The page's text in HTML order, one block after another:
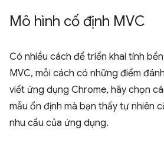
Mô hình cố định MVC
Có nhiều cách để triển khai tính
MVC, mỗi cách có những điểm
viết ứng dụng Chrome, hãy chọn
mẫu ổn định mà bạn thấy tự nhiên
nhu cầu của ứng dụng.